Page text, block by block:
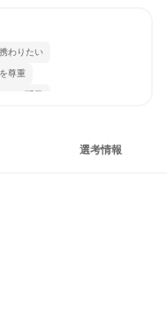
わりたい
尊重
ンが活発
選考情報